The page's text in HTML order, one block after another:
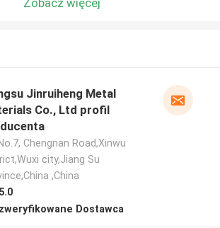
Jinruiheng Metal
Co., Ltd profil
Chengnan Road,Xinwu
city,Jiang Su
,China
5.0
zweryfikowane Dostawca